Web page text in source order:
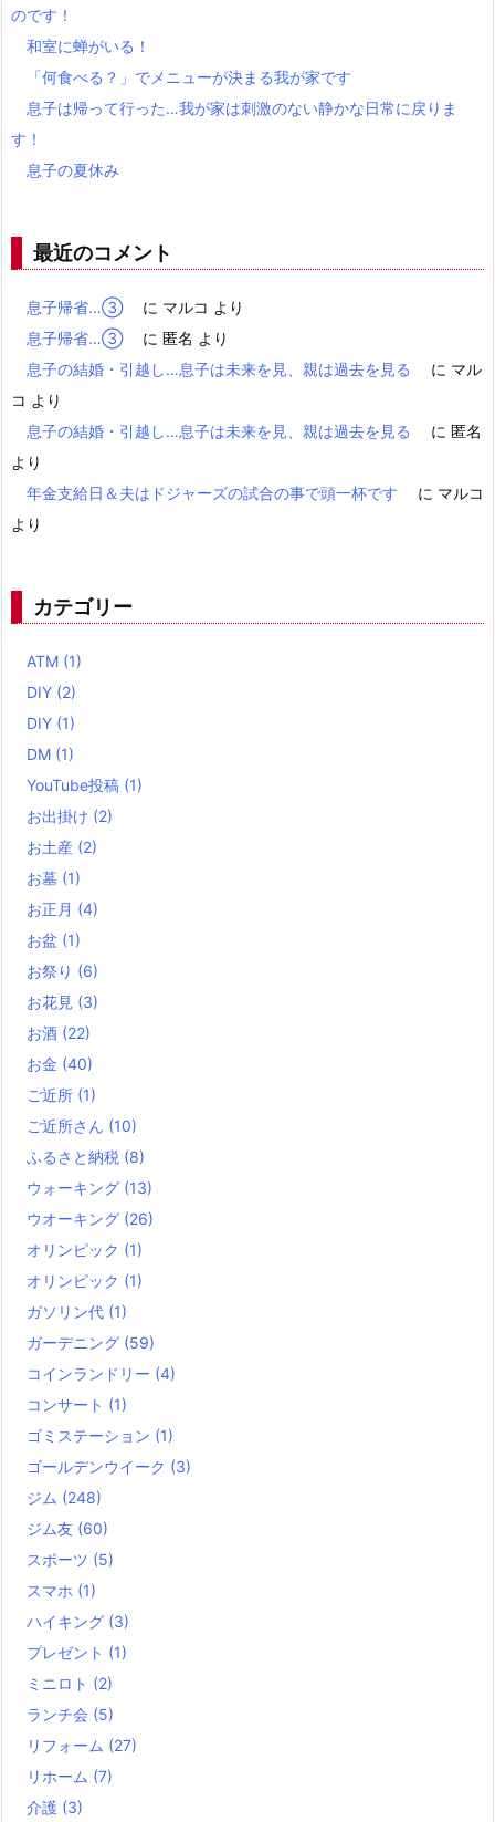
のです！
和室に蝉がいる！
「何食べる？」でメニューが決まる我が家です
息子は帰って行った…我が家は刺激のない静かな日常に戻りま
す！
息子の夏休み
最近のコメント
息子帰省…③ に マルコ より
息子帰省…③
に 匿名 より
息子の結婚・引越し…息子は未来を見、親は過去を見る
に マル
コ より
息子の結婚・引越し…息子は未来を見、親は過去を見る
に 匿名
より
年金支給日＆夫はドジャーズの試合の事で頭一杯です
に マルコ
より
カテゴリー
ATM (1)
DIY (2)
DIY (1)
DM (1)
YouTube投稿 (1)
お出掛け (2)
お土産 (2)
お墓 (1)
お正月 (4)
お盆 (1)
お祭り (6)
お花見 (3)
お酒 (22)
お金 (40)
ご近所 (1)
ご近所さん (10)
ふるさと納税 (8)
ウォーキング (13)
ウオーキング (26)
オリンピック (1)
オリンピック (1)
ガソリン代 (1)
ガーデニング (59)
コインランドリー (4)
コンサート (1)
ゴミステーション (1)
ゴールデンウイーク (3)
ジム (248)
ジム友 (60)
スポーツ (5)
スマホ (1)
ハイキング (3)
プレゼント (1)
ミニロト (2)
ランチ会 (5)
リフォーム (27)
リホーム (7)
介護 (3)